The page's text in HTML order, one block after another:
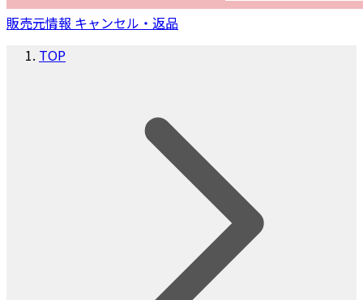
販売元情報 キャンセル・返品
TOP